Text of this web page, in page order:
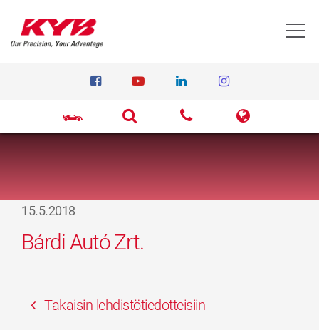
15.5.2018
Bárdi Autó Zrt.
Takaisin lehdistötiedotteisiin